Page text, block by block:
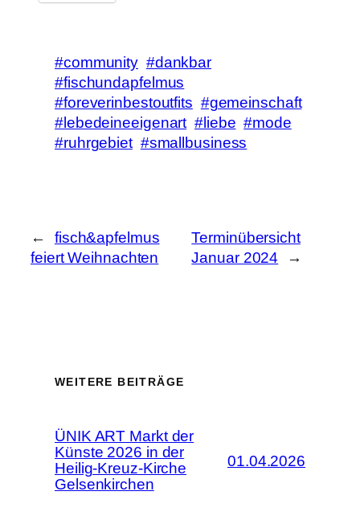
#community #dankbar
#fischundapfelmus
#foreverinbestoutfits #gemeinschaft
#lebedeineeigenart #liebe #mode
#ruhrgebiet #smallbusiness
←
fisch&apfelmus
feiert Weihnachten
Terminübersicht
Januar 2024
→
WEITERE BEITRÄGE
ÜNIK ART Markt der
Künste 2026 in der
Heilig-Kreuz-Kirche
Gelsenkirchen
01.04.2026